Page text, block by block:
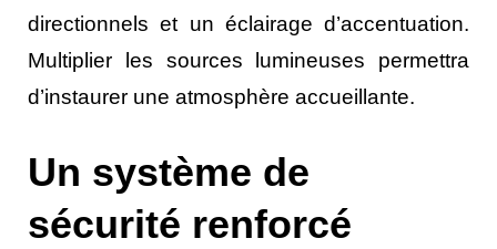
directionnels et un éclairage d’accentuation.
Multiplier les sources lumineuses permettra
d’instaurer une atmosphère accueillante.
Un système de
sécurité renforcé